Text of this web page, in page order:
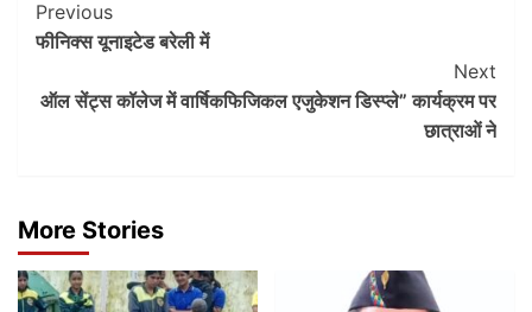
Post
Navigation
Previous
फीनिक्स यूनाइटेड बरेली में
Next
ऑल सेंट्स कॉलेज में वार्षिकफिजिकल एजुकेशन डिस्प्ले” कार्यक्रम पर
छात्राओं ने
More Stories